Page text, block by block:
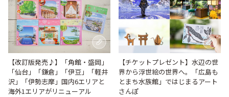
【改訂版発売♪】「角館・盛岡」
「仙台」「鎌倉」「伊豆」「軽井
沢」「伊勢志摩」国内6エリアと
海外1エリアがリニューアル
【チケットプレゼント】水辺の世
界から浮世絵の世界へ。「広島も
とまち水族館」ではじまるアート
さんぽ